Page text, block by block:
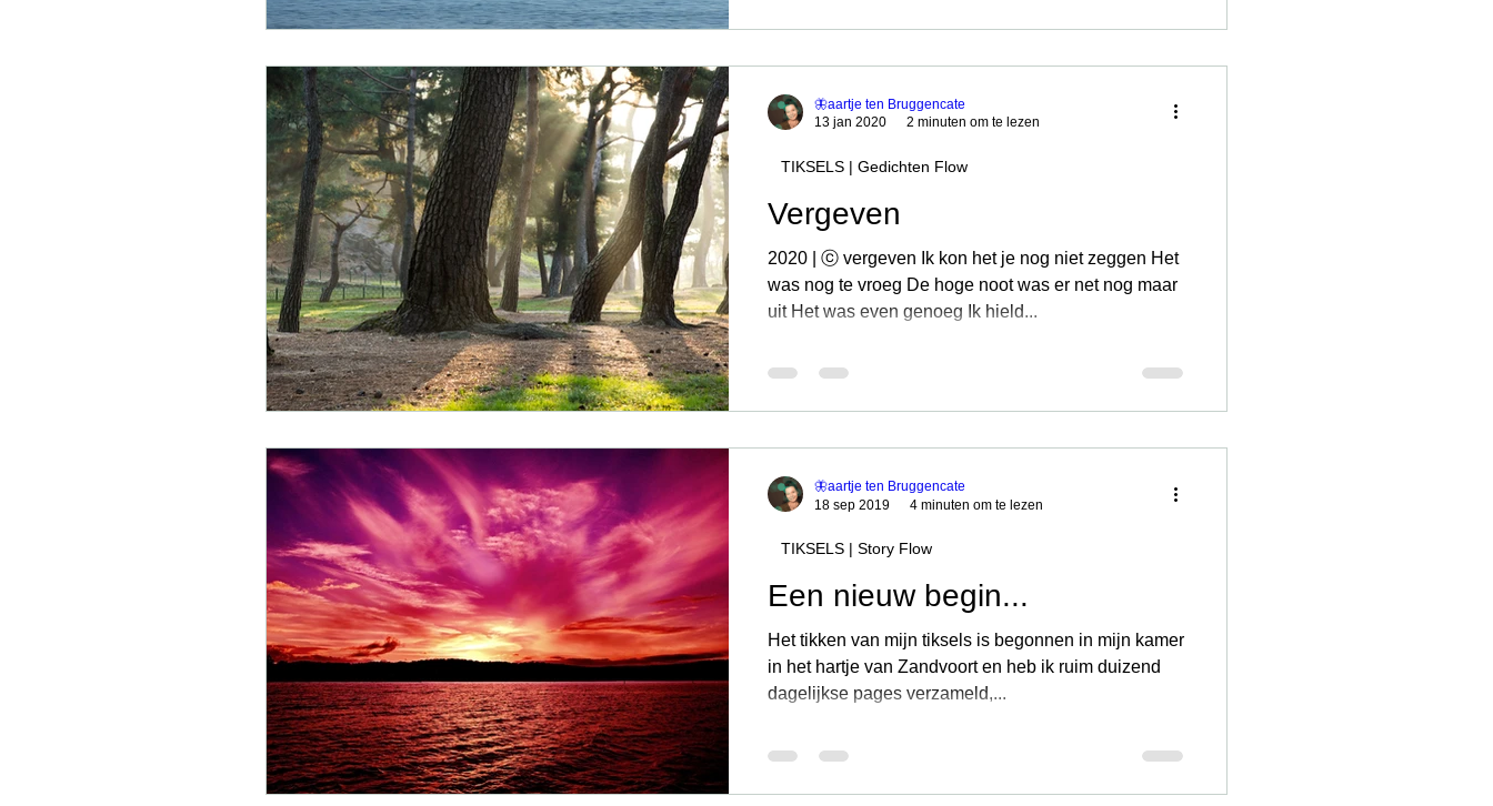
Vergeven
2020 | ⓒ vergeven Ik kon het je nog niet zeggen Het
was nog te vroeg De hoge noot was er net nog maar
uit Het was even genoeg Ik hield...
TIKSELS | Gedichten Flow
🦋aartje ten Bruggencate
13 jan 2020
2 minuten om te lezen
Een nieuw begin...
Het tikken van mijn tiksels is begonnen in mijn kamer
in het hartje van Zandvoort en heb ik ruim duizend
dagelijkse pages verzameld,...
TIKSELS | Story Flow
🦋aartje ten Bruggencate
18 sep 2019
4 minuten om te lezen